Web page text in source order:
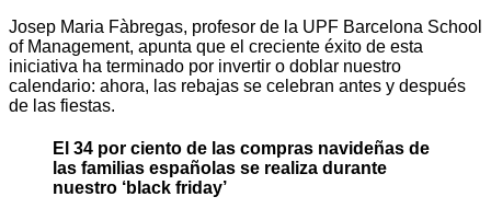
Josep Maria Fàbregas, profesor de la UPF Barcelona School
of Management, apunta que el creciente éxito de esta
iniciativa ha terminado por invertir o doblar nuestro
calendario: ahora, las rebajas se celebran antes y después
de las fiestas.
El 34 por ciento de las compras navideñas de
las familias españolas se realiza durante
nuestro ‘black friday’